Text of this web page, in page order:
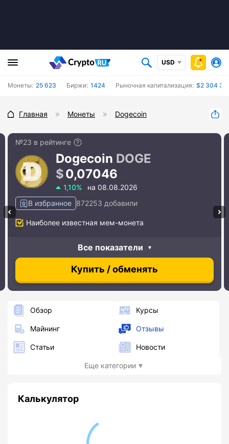
USD
Монеты: 25 623 Биржи: 1424 Рыночная капитализация: $2 304
Главная Монеты Dogecoin
№23 в рейтинге
Dogecoin DOGE
0,07046
1,10%
на 08.08.2026
В избранное 872253 добавили
Наиболее известная мем-монета
Все показатели
Купить / обменять
#13 Polkadot
Обзор Курсы
Майнинг Отзывы
Статьи Новости
Еще категории
Калькулятор